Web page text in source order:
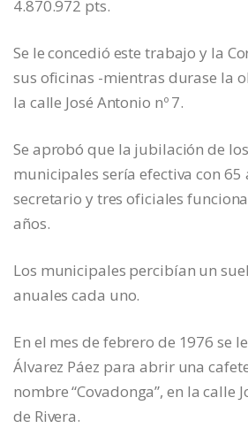
4.870.972 pts.
Se le concedió este trabajo y la
sus oficinas -mientras durase la
la calle José Antonio nº 7.
Se aprobó que la jubilación de
municipales sería efectiva con 65
secretario y tres oficiales
años.
Los municipales percibían un
anuales cada uno.
En el mes de febrero de 1976 se
Álvarez Páez para abrir una
nombre “Covadonga”, en la calle
de Rivera.